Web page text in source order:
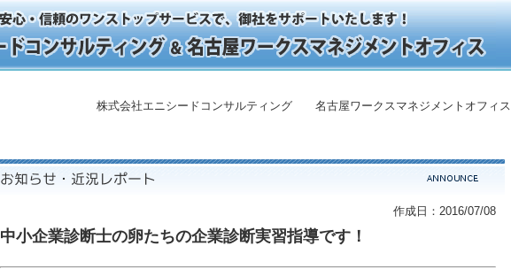
株式会社エニシードコンサルティング 名古屋ワークスマネジメントオフィス
作成日：2016/07/08
中小企業診断士の卵たちの企業診断実習指導です！